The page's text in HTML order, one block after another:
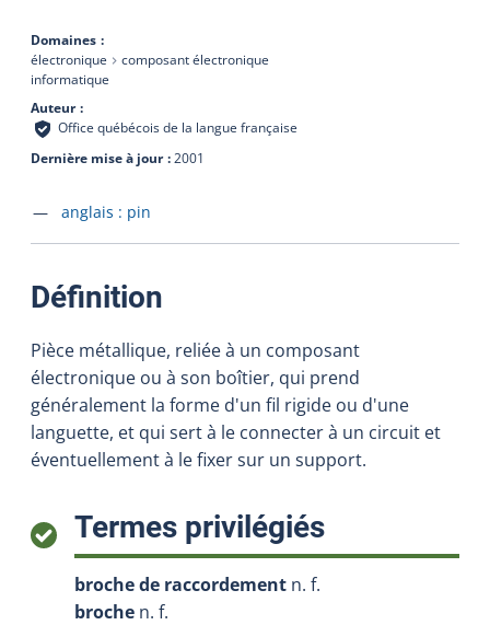
Domaines
électronique
composant électronique
informatique
Auteur
Office québécois de la langue française
Dernière mise à jour 2001
Accéder à la fiche en
anglais : pin
Définition
Pièce métallique, reliée à un composant
électronique ou à son boîtier, qui prend
généralement la forme d'un fil rigide ou d'une
languette, et qui sert à le connecter à un circuit et
éventuellement à le fixer sur un support.
Termes privilégiés:
broche de raccordement n. f.
broche n. f.